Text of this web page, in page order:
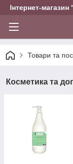
Інтернет-
Товари та
Косметика та